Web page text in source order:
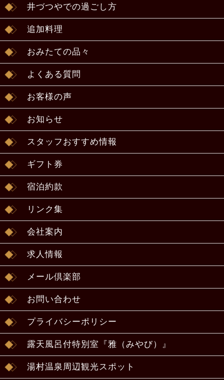
井づつやでの過ごし方
追加料理
おみたての品々
よくある質問
お客様の声
お知らせ
スタッフおすすめ情報
ギフト券
宿泊約款
リンク集
会社案内
求人情報
メール倶楽部
お問い合わせ
プライバシーポリシー
露天風呂付特別室『雅（みやび）』
湯村温泉周辺観光スポット